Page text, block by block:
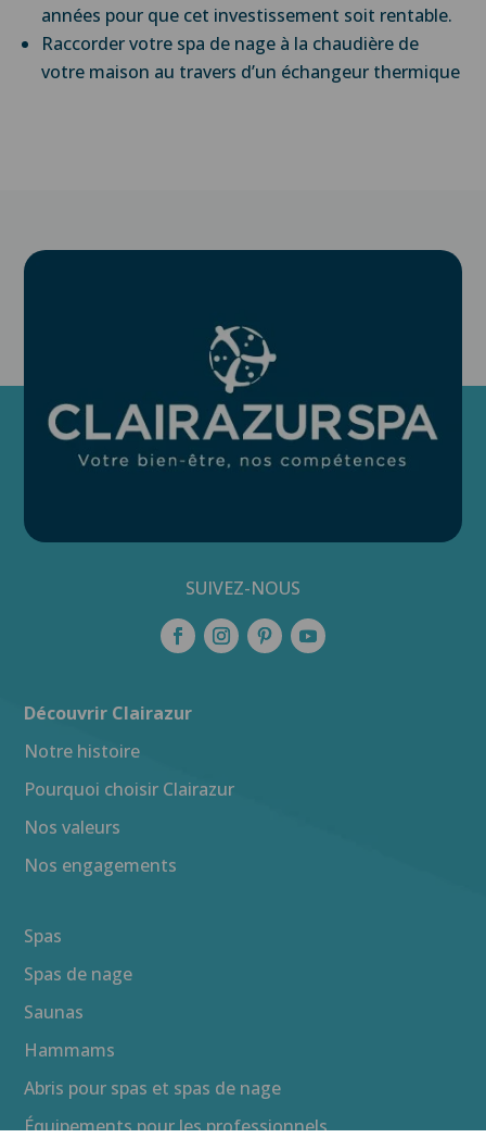
années pour que cet investissement soit rentable.
Raccorder votre spa de nage à la chaudière de
votre maison au travers d’un échangeur thermique
SUIVEZ-NOUS
Découvrir Clairazur
Notre histoire
Pourquoi choisir Clairazur
Nos valeurs
Nos engagements
Spas
Spas de nage
Saunas
Hammams
Abris pour spas et spas de nage
Équipements pour les professionnels